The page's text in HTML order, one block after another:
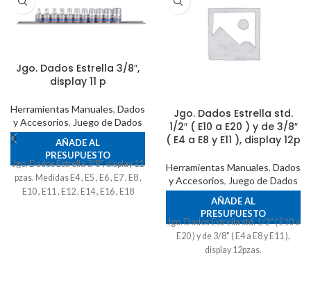
Jgo. Dados Estrella 3/8″,
display 11 p
Herramientas Manuales, Dados
y Accesorios, Juego de Dados
AÑADE AL
PRESUPUESTO
Jgo. Dados Estrella 3/8", display 11
pzas. Medidas E4 , E5 , E6 , E7 , E8 ,
E10 , E11 , E12 , E14 , E16 , E18
Jgo. Dados Estrella std.
1/2″ ( E10 a E20 ) y de 3/8″
( E4 a E8 y E11 ), display 12p
Herramientas Manuales, Dados
y Accesorios, Juego de Dados
AÑADE AL
PRESUPUESTO
Jgo. Dados Estrella std. 1/2" ( E10 a
E20 ) y de 3/8" ( E4 a E8 y E11 ),
display 12pzas.